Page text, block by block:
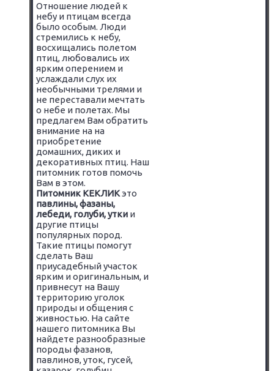
Отношение людей к
небу и птицам всегда
было особым. Люди
стремились к небу,
восхищались полетом
птиц, любовались их
ярким оперением и
услаждали слух их
необычными трелями и
не переставали мечтать
о небе и полетах. Мы
предлагем Вам обратить
внимание на на
приобретение
домашних, диких и
декоративных птиц. Наш
питомник готов помочь
Вам в этом.
Питомник КЕКЛИКэто
павлины, фазаны,
лебеди, голуби, утки и
другие птицы
популярных пород.
Такие птицы помогут
сделать Ваш
приусадебный участок
ярким и оригинальным, и
привнесут на Вашу
территорию уголок
природы и общения с
живностью. На сайте
нашего питомника Вы
найдете разнообразные
породы фазанов,
павлинов, уток, гусей,